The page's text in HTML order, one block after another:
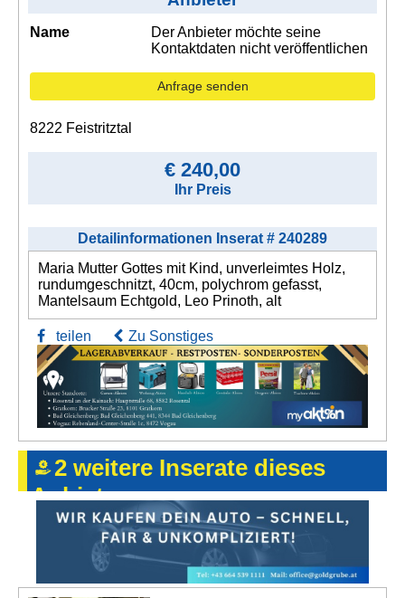
Name
Der Anbieter möchte seine
Kontaktdaten nicht veröffentlichen
Anfrage senden
8222 Feistritztal
€ 240,00
Ihr Preis
Detailinformationen Inserat # 240289
Maria Mutter Gottes mit Kind, unverleimtes Holz,
rundumgeschnitzt, 40cm, polychrom gefasst,
Mantelsaum Echtgold, Leo Prinoth, alt
teilen Zu Sonstiges
2 weitere Inserate dieses
Anbieters